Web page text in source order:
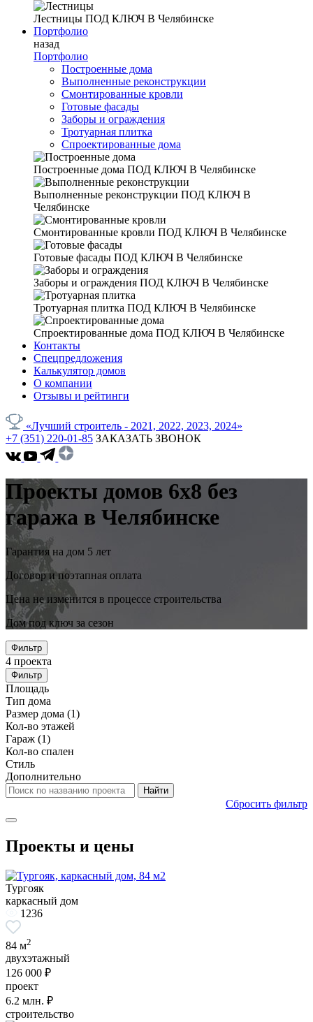
Лестницы ПОД КЛЮЧ В Челябинске
Портфолио
назад
Портфолио
Построенные дома
Выполненные реконструкции
Смонтированные кровли
Готовые фасады
Заборы и ограждения
Тротуарная плитка
Спроектированные дома
Построенные дома ПОД КЛЮЧ В Челябинске
Выполненные реконструкции ПОД КЛЮЧ В
Челябинске
Смонтированные кровли ПОД КЛЮЧ В Челябинске
Готовые фасады ПОД КЛЮЧ В Челябинске
Заборы и ограждения ПОД КЛЮЧ В Челябинске
Тротуарная плитка ПОД КЛЮЧ В Челябинске
Спроектированные дома ПОД КЛЮЧ В Челябинске
Контакты
Спецпредложения
Калькулятор домов
О компании
Отзывы и рейтинги
«Лучший строитель - 2021, 2022, 2023, 2024»
+7 (351) 220-01-85 ЗАКАЗАТЬ ЗВОНОК
Проекты домов 6x8 без
гаража в Челябинске
Гарантия на дом 5 лет
Договор и поэтапная оплата
Цена не изменится в процессе строительства
Дом под ключ за сезон
Фильтр
4 проекта
Фильтр
Площадь
Тип дома
Размер дома (1)
Кол-во этажей
Гараж (1)
Кол-во спален
Стиль
Дополнительно
Сбросить фильтр
Проекты и цены
Тургояк
каркасный дом
1236
84 м2
двухэтажный
126 000 ₽
проект
6.2 млн. ₽
строительство